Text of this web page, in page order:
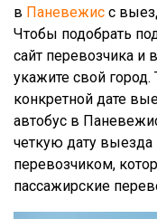
в Паневежис с
Чтобы подобрать
сайт перевозчика и
укажите свой
конкретной дате
автобус в
четкую дату
перевозчиком,
пассажирские